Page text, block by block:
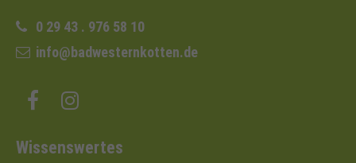
0 29 43 . 976 58 10
info@badwesternkotten.de
Wissenswertes